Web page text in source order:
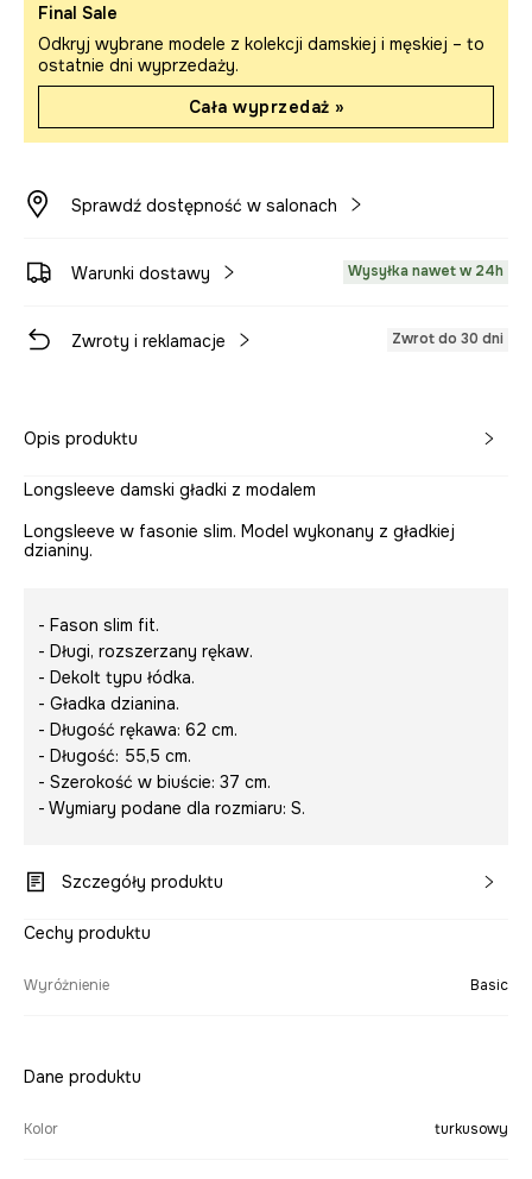
Final Sale
Odkryj wybrane modele z kolekcji damskiej i męskiej – to
ostatnie dni wyprzedaży.
Cała wyprzedaż »
Sprawdź dostępność w salonach
Warunki dostawy Wysyłka nawet w 24h
Zwroty i reklamacje Zwrot do 30 dni
Opis produktu
Longsleeve damski gładki z modalem
Longsleeve w fasonie slim. Model wykonany z gładkiej
dzianiny.
- Fason slim fit.
- Długi, rozszerzany rękaw.
- Dekolt typu łódka.
- Gładka dzianina.
- Długość rękawa: 62 cm.
- Długość: 55,5 cm.
- Szerokość w biuście: 37 cm.
- Wymiary podane dla rozmiaru: S.
Szczegóły produktu
Cechy produktu
Wyróżnienie Basic
Dane produktu
Kolor turkusowy